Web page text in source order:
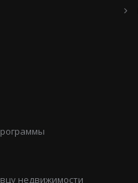
недвижимости